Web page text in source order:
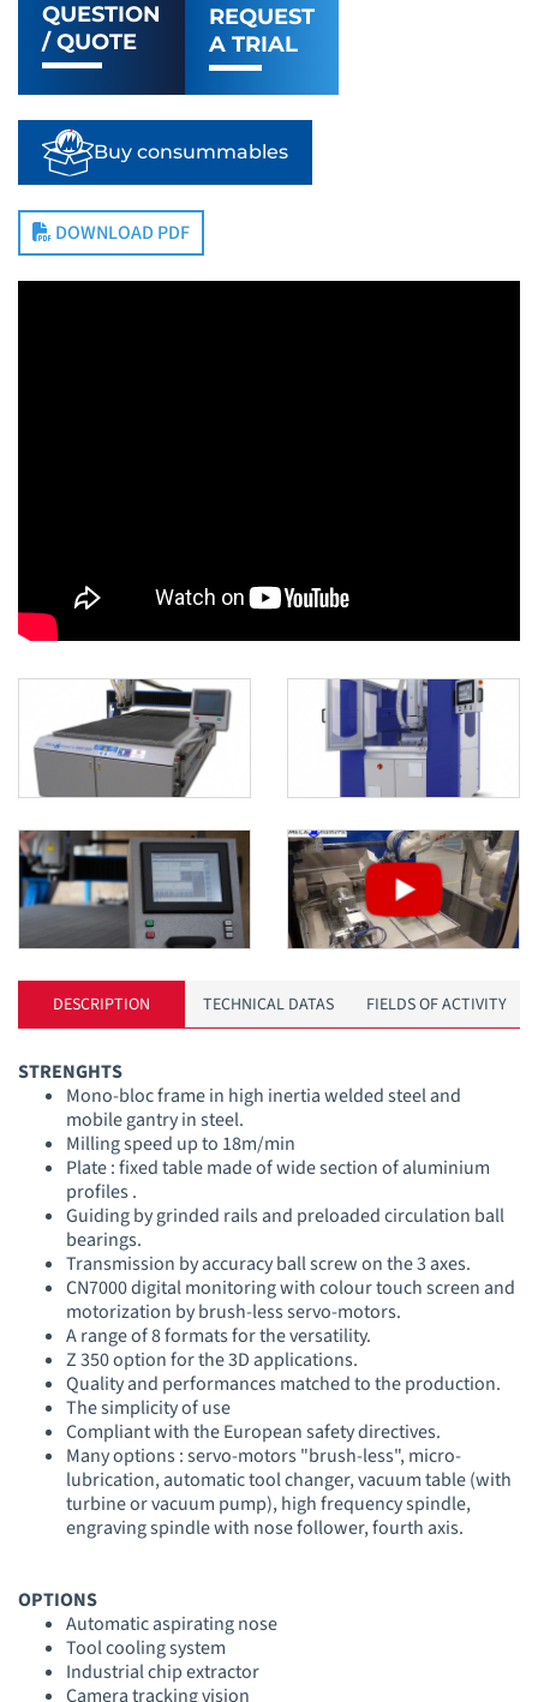
QUESTION
/ QUOTE
REQUEST
A TRIAL
Buy consummables
DOWNLOAD PDF
DESCRIPTION TECHNICAL DATAS FIELDS OF ACTIVITY
STRENGHTS
Mono-bloc frame in high inertia welded steel and
mobile gantry in steel.
Milling speed up to 18m/min
Plate : fixed table made of wide section of aluminium
profiles .
Guiding by grinded rails and preloaded circulation ball
bearings.
Transmission by accuracy ball screw on the 3 axes.
CN7000 digital monitoring with colour touch screen and
motorization by brush-less servo-motors.
A range of 8 formats for the versatility.
Z 350 option for the 3D applications.
Quality and performances matched to the production.
The simplicity of use
Compliant with the European safety directives.
Many options : servo-motors "brush-less", micro-
lubrication, automatic tool changer, vacuum table (with
turbine or vacuum pump), high frequency spindle,
engraving spindle with nose follower, fourth axis.
OPTIONS
Automatic aspirating nose
Tool cooling system
Industrial chip extractor
Camera tracking vision